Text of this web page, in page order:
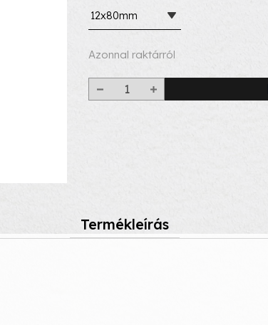
12x80mm
Azonnal raktárról
Termékleírás